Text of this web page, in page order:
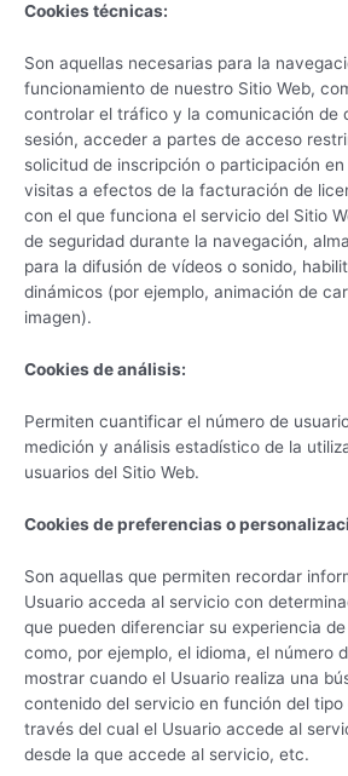
Cookies técnicas:
Son aquellas necesarias para la
funcionamiento de nuestro Sitio Web,
controlar el tráfico y la comunicación de
sesión, acceder a partes de acceso
solicitud de inscripción o participación
visitas a efectos de la facturación de
con el que funciona el servicio del Sitio
de seguridad durante la navegación,
para la difusión de vídeos o sonido,
dinámicos (por ejemplo, animación de
imagen).
Cookies de análisis:
Permiten cuantificar el número de
medición y análisis estadístico de la
usuarios del Sitio Web.
Cookies de preferencias o
Son aquellas que permiten recordar
Usuario acceda al servicio con
que pueden diferenciar su experiencia
como, por ejemplo, el idioma, el número
mostrar cuando el Usuario realiza una
contenido del servicio en función del tipo
través del cual el Usuario accede al
desde la que accede al servicio, etc.